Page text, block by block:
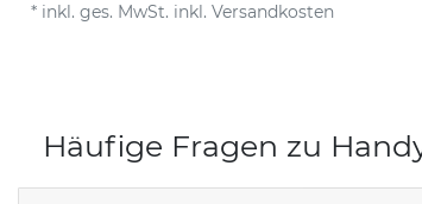
* inkl. ges. MwSt. inkl.Versandkosten
Häufige Fragen zu